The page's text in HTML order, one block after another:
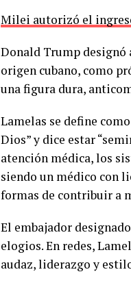
Milei autorizó el
Donald Trump designó
origen cubano, como
una figura dura,
Lamelas se define
Dios” y dice estar
atención médica, los
siendo un médico con
formas de contribuir a
El embajador
elogios. En redes,
audaz, liderazgo y